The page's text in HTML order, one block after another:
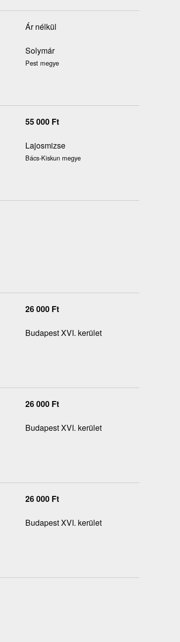
Ár nélkül
Solymár
Pest megye
55 000 Ft
Lajosmizse
Bács-Kiskun megye
26 000 Ft
Budapest XVI. kerület
26 000 Ft
Budapest XVI. kerület
26 000 Ft
Budapest XVI. kerület